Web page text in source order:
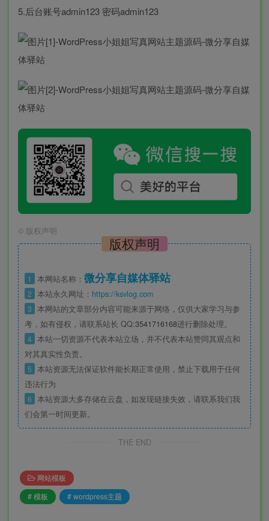
5.后台账号admin123 密码admin123
© 版权声明
版权声明
1 本网站名称： 微分享自媒体驿站
2 本站永久网址： https://ksvlog.com
3 本网站的文章部分内容可能来源于网络，仅供大家学习与参
考，如有侵权，请联系站长 QQ:3541716168进行删除处理。
4 本站一切资源不代表本站立场，并不代表本站赞同其观点和
对其真实性负责。
5 本站资源无法保证软件能长期正常使用，禁止下载用于任何
违法行为
6 本站资源大多存储在云盘，如发现链接失效，请联系我们我
们会第一时间更新。
THE END
网站模板
# 模板
# wordpress主题